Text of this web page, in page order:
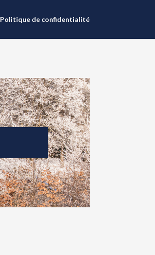
Politique de confidentialité